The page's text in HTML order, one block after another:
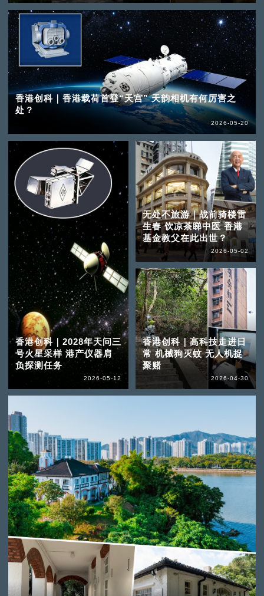
香港创科｜香港载荷首登“天宫” 天韵相机有何厉害之
处？
2026-05-20
香港创科｜2028年天问三
号火星采样 港产仪器肩
负探测任务
2026-05-12
无处不旅游｜战前骑楼雷
生春 饮凉茶睇中医 香港
基金教父在此出世？
2026-05-02
香港创科｜高科技走进日
常 机械狗灭蚊 无人机捉
聚赌
2026-04-30